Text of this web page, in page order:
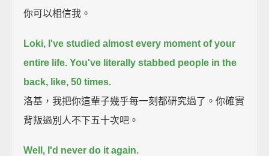
你可以相信我。
Loki, I've studied almost every moment of your
entire life. You've literally stabbed people in the
back, like, 50 times.
洛基，我把你這輩子幾乎每一刻都研究過了。你確實
背叛過別人不下五十次吧。
Well, I'd never do it again.